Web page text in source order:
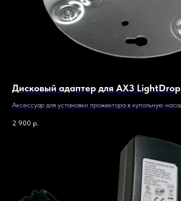
Дисковый адаптер для AX3 LightDrop
Аксессуар для установки прожектора в купольную
2 900 р.